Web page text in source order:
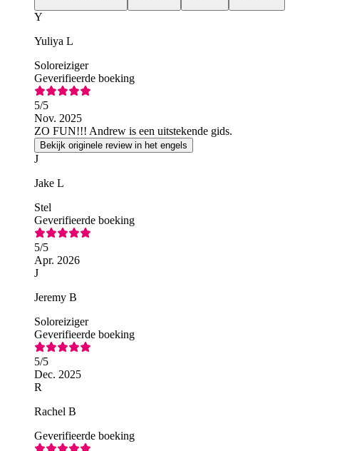
Y
Yuliya L
Soloreiziger
Geverifieerde boeking
5/5
Nov. 2025
ZO FUN!!! Andrew is een uitstekende gids.
Bekijk originele review in het engels
J
Jake L
Stel
Geverifieerde boeking
5/5
Apr. 2026
J
Jeremy B
Soloreiziger
Geverifieerde boeking
5/5
Dec. 2025
R
Rachel B
Geverifieerde boeking